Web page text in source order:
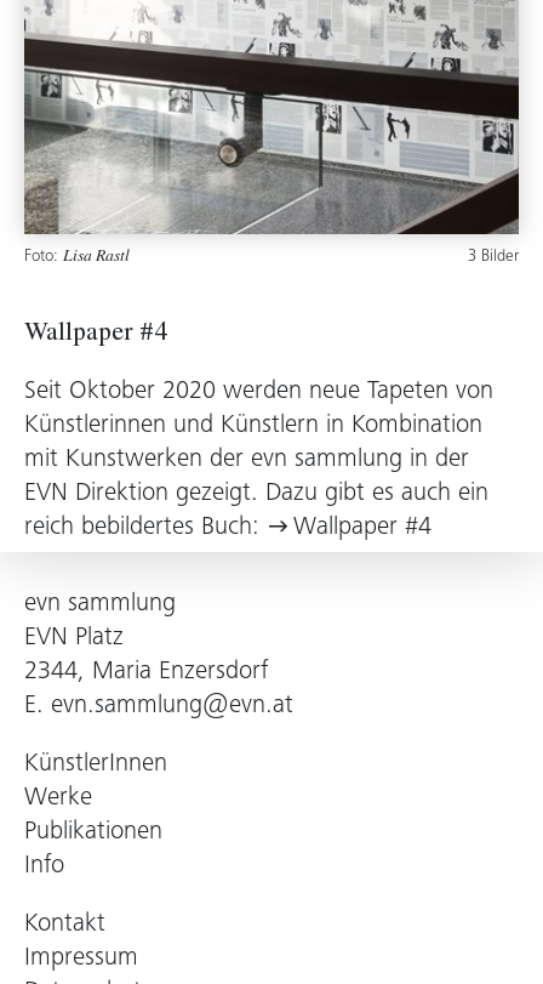
Foto: Lisa Rastl 3 Bilder
Wallpaper #4
Seit Oktober 2020 werden neue Tapeten von
Künstlerinnen und Künstlern in Kombination
mit Kunstwerken der evn sammlung in der
EVN Direktion gezeigt. Dazu gibt es auch ein
reich bebildertes Buch:
Wallpaper #4
evn sammlung
EVN Platz
2344, Maria Enzersdorf
E. evn.sammlung@evn.at
KünstlerInnen
Werke
Publikationen
Info
Kontakt
Impressum